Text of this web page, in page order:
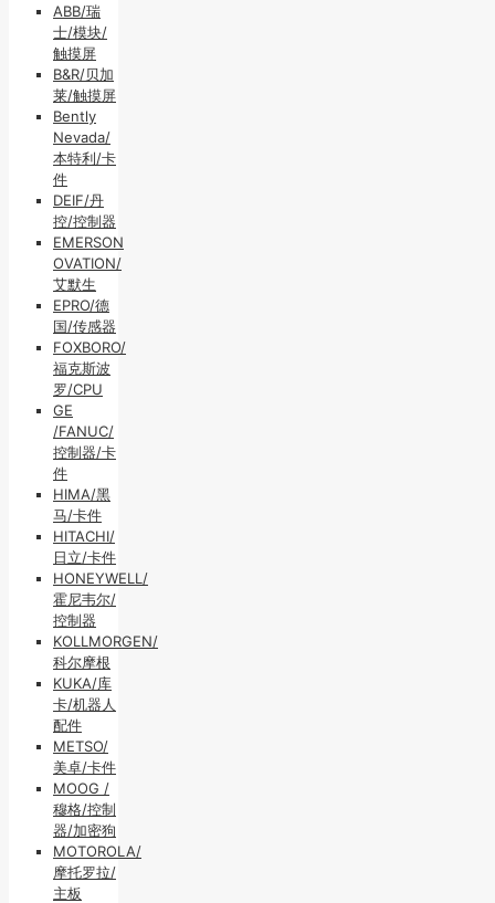
ABB/瑞
士/模块/
触摸屏
B&R/贝加
莱/触摸屏
Bently
Nevada/
本特利/卡
件
DEIF/丹
控/控制器
EMERSON
OVATION/
艾默生
EPRO/德
国/传感器
FOXBORO/
福克斯波
罗/CPU
GE
/FANUC/
控制器/卡
件
HIMA/黑
马/卡件
HITACHI/
日立/卡件
HONEYWELL/
霍尼韦尔/
控制器
KOLLMORGEN/
科尔摩根
KUKA/库
卡/机器人
配件
METSO/
美卓/卡件
MOOG /
穆格/控制
器/加密狗
MOTOROLA/
摩托罗拉/
主板